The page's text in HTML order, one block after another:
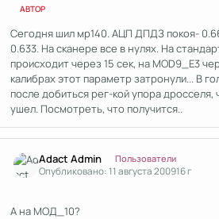
АВТОР
Сегодня шил мр140. АЦП ДПДЗ покоя-
0.633. На сканере все в нулях. На
происходит через 15 сек, на MOD9_Е3
калибрах этот параметр затронули... В
после добиться рег-кой упора
ушел. Посмотреть, что получится..
Adact Admin Пользователи
Опубликовано:11 августа 200916 г
А на МОД_10?